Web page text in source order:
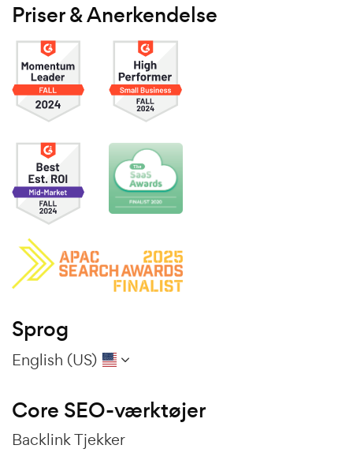
Priser & Anerkendelse
Sprog
English (US)
Core SEO-værktøjer
Backlink Tjekker